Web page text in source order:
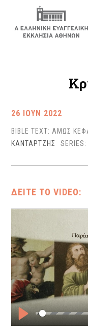
26 ΙΟΥΝ 2022
BIBLE TEXT: ΑΜΩΣ
ΚΑΝΤΑΡΤΖΗΣ
SERIES:
Play